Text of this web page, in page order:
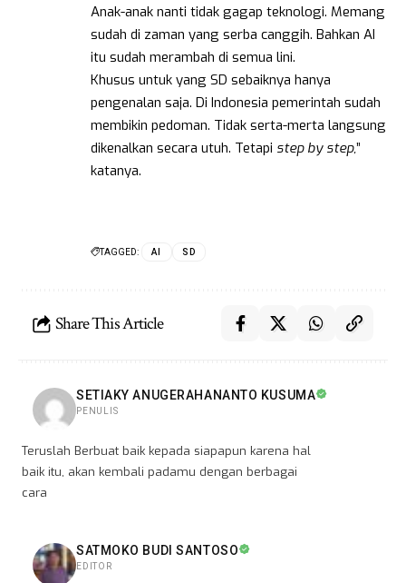
Anak-anak nanti tidak gagap teknologi. Memang
sudah di zaman yang serba canggih. Bahkan AI
itu sudah merambah di semua lini.
Khusus untuk yang SD sebaiknya hanya
pengenalan saja. Di Indonesia pemerintah sudah
membikin pedoman. Tidak serta-merta langsung
dikenalkan secara utuh. Tetapi step by step,”
katanya.
TAGGED: AI SD
Share This Article
SETIAKY ANUGERAHANANTO KUSUMA
PENULIS
Teruslah Berbuat baik kepada siapapun karena hal
baik itu, akan kembali padamu dengan berbagai
cara
SATMOKO BUDI SANTOSO
EDITOR